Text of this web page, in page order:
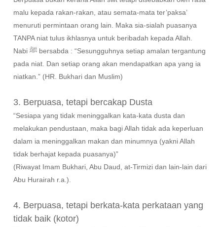
malu kepada rakan-rakan, atau semata-mata ter’paksa’
menuruti permintaan orang lain. Maka sia-sialah puasanya
TANPA niat tulus ikhlasnya untuk beribadah kepada Allah.
Nabi ﷺ bersabda : “Sesungguhnya setiap amalan tergantung
pada niat. Dan setiap orang akan mendapatkan apa yang ia
niatkan.” (HR. Bukhari dan Muslim)
3. Berpuasa, tetapi bercakap Dusta
“Sesiapa yang tidak meninggalkan kata-kata dusta dan
melakukan pendustaan, maka bagi Allah tidak ada keperluan
dalam ia meninggalkan makan dan minumnya (yakni Allah
tidak berhajat kepada puasanya)”
(Riwayat Imam Bukhari, Abu Daud, at-Tirmizi dan lain-lain dari
Abu Hurairah r.a.).
4. Berpuasa, tetapi berkata-kata perkataan yang
tidak baik (kotor)